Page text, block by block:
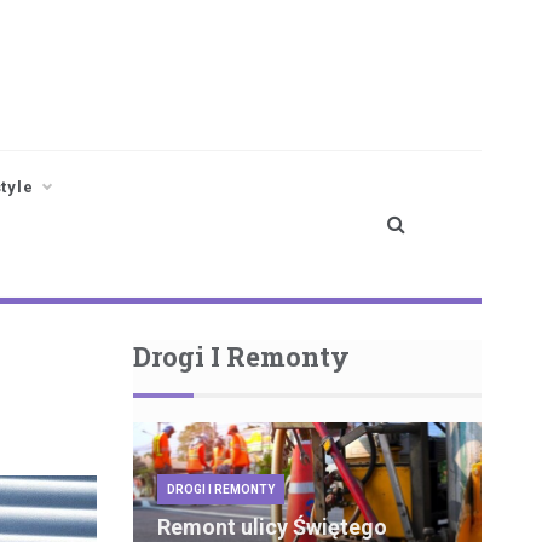
Drogi I Remonty
DROGI I REMONTY
Remont ulicy Świętego